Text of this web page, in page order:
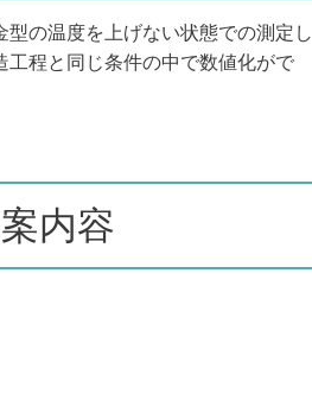
の温度を上げない状態での測定し
工程と同じ条件の中で数値化がで
内容